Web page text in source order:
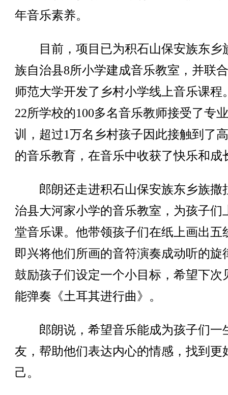
年音乐素养。
目前，项目已为积石山保安族东乡
族自治县8所小学建成音乐教室，并联
师范大学开发了乡村小学线上音乐课程
22所学校的100多名音乐教师接受了专
训，超过1万名乡村孩子因此接触到了
的音乐教育，在音乐中收获了快乐和成
郎朗还走进积石山保安族东乡族撒
治县大河家小学的音乐教室，为孩子们
堂音乐课。他带领孩子们在纸上画出五
即兴将他们所画的音符演奏成动听的旋
鼓励孩子们设定一个小目标，希望下次
能弹奏《土耳其进行曲》。
郎朗说，希望音乐能成为孩子们一
友，帮助他们表达内心的情感，找到更
己。